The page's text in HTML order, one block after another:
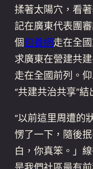
揉著太陽穴，看
記在廣東代表團
個包養網走在全
求廣東在營建共
走在全國前列。
“共建共治共享”結
“以前這里周遭的
愣了一下，隨後
白，你真笨。」